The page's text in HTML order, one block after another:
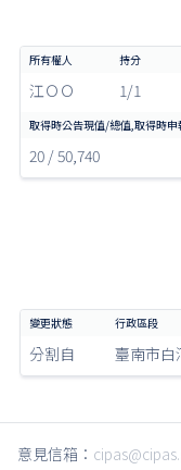
江ＯＯ 1/1
20 / 50,740
分割自 臺南市白
意見信箱：